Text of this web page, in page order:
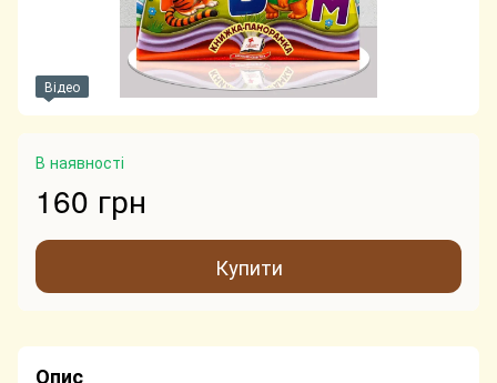
Відео
В наявності
160 грн
Купити
Опис